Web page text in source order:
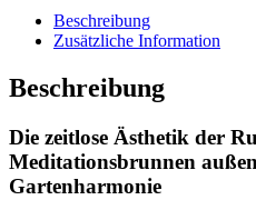
WhatsApp
Beschreibung
Zusätzliche Information
Beschreibung
Die zeitlose Ästhetik der
Meditationsbrunnen
Gartenharmonie